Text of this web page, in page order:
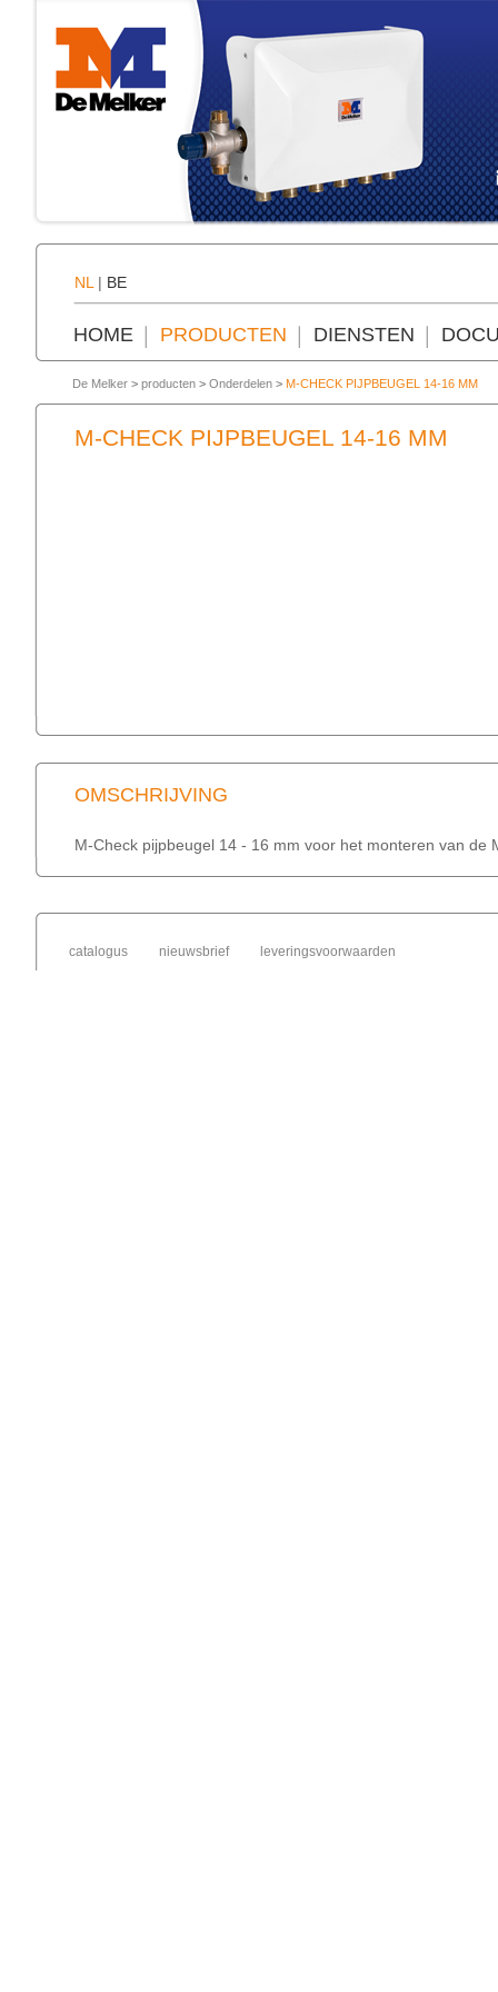
NL | BE
HOME PRODUCTEN DIENSTEN
De Melker > producten > Onderdelen > M-CHECK PIJPBEUGEL 14-16 MM
M-CHECK PIJPBEUGEL 14-16 MM
OMSCHRIJVING
M-Check pijpbeugel 14 - 16 mm voor het monteren van
catalogus nieuwsbrief leveringsvoorwaarden